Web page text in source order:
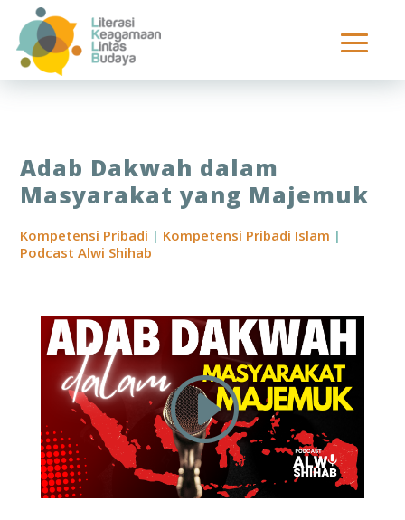
Adab Dakwah dalam
Masyarakat yang Majemuk
Kompetensi Pribadi | Kompetensi Pribadi Islam |
Podcast Alwi Shihab